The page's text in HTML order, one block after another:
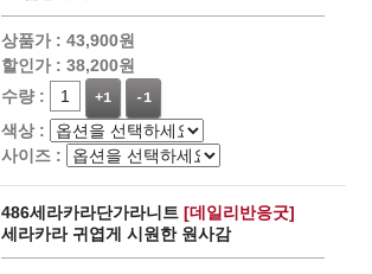
상품가 : 43,900원
할인가 : 38,200원
수량 :
+1 -1
색상 :
사이즈 :
486세라카라단가라니트 [데일리반응굿]
세라카라 귀엽게 시원한 원사감